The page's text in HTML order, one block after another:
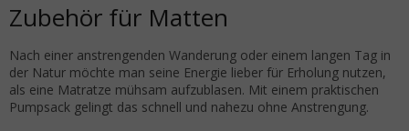
Zubehör für Matten
Nach einer anstrengenden Wanderung oder einem langen Tag in
der Natur möchte man seine Energie lieber für Erholung nutzen,
als eine Matratze mühsam aufzublasen. Mit einem praktischen
Pumpsack gelingt das schnell und nahezu ohne Anstrengung.